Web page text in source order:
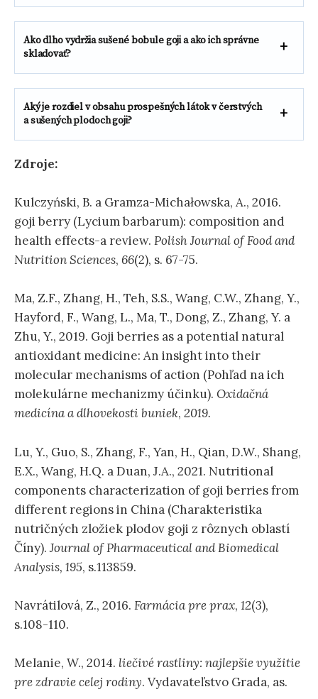
Ako dlho vydržia sušené bobule goji a ako ich správne
skladovať?
Aký je rozdiel v obsahu prospešných látok v čerstvých
a sušených plodoch goji?
Zdroje:
Kulczyński, B. a Gramza-Michałowska, A., 2016.
goji berry (Lycium barbarum): composition and
health effects-a review. Polish Journal of Food and
Nutrition Sciences, 66(2), s. 67-75.
Ma, Z.F., Zhang, H., Teh, S.S., Wang, C.W., Zhang, Y.,
Hayford, F., Wang, L., Ma, T., Dong, Z., Zhang, Y. a
Zhu, Y., 2019. Goji berries as a potential natural
antioxidant medicine: An insight into their
molecular mechanisms of action (Pohľad na ich
molekulárne mechanizmy účinku). Oxidačná
medicína a dlhovekosti buniek, 2019.
Lu, Y., Guo, S., Zhang, F., Yan, H., Qian, D.W., Shang,
E.X., Wang, H.Q. a Duan, J.A., 2021. Nutritional
components characterization of goji berries from
different regions in China (Charakteristika
nutričných zložiek plodov goji z rôznych oblastí
Číny).Journal of Pharmaceutical and Biomedical
Analysis, 195, s.113859.
Navrátilová, Z., 2016. Farmácia pre prax, 12(3),
s.108-110.
Melanie, W., 2014. liečivé rastliny: najlepšie využitie
pre zdravie celej rodiny. Vydavateľstvo Grada, as.